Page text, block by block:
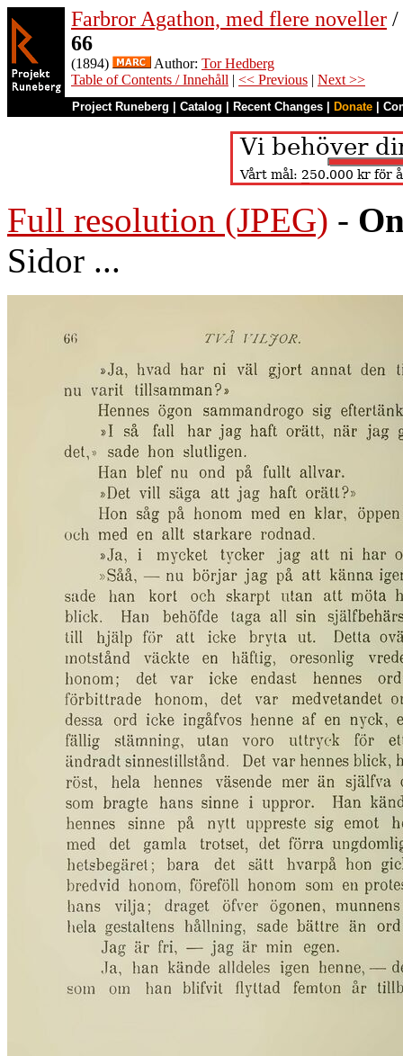
Farbror Agathon, med flere noveller /
66
(1894) Author: Tor Hedberg
Table of Contents / Innehåll | << Previous | Next >>
Project Runeberg Catalog Recent Changes Donate
Full resolution (JPEG) -
Sidor ...